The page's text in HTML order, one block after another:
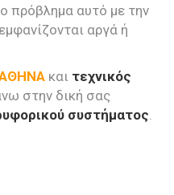
πρόβλημα αυτό με την
αργά ή
ΑΘΗΝΑ και τεχνικός
στην δική σας
συστήματος.